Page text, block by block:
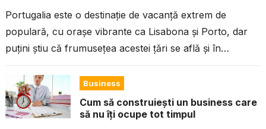
Portugalia este o destinație de vacanță extrem de
populară, cu orașe vibrante ca Lisabona și Porto, dar
puțini știu că frumusețea acestei țări se află și în
Business
Cum să construiești un business care
să nu îți ocupe tot timpul